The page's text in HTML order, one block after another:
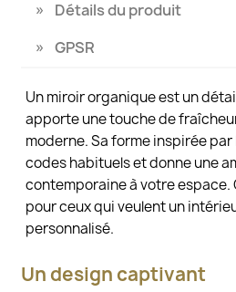
Détails du produit
GPSR
Un miroir organique est un
apporte une touche de
moderne. Sa forme inspirée
codes habituels et donne une
contemporaine à votre espace.
pour ceux qui veulent un
personnalisé.
Un design captivant